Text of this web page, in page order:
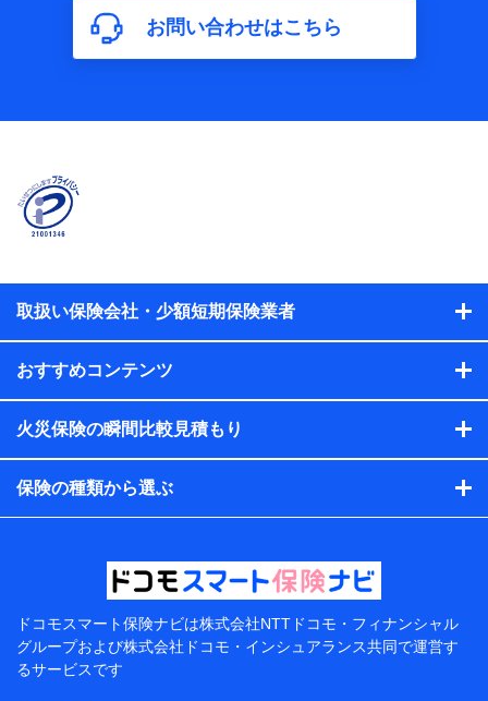
年数などの情報、ペットの種類や年齢などの情報などが含ま
れます。
【共同して利用する者の範囲】
株式会社NTTドコモ
当社又は株式会社NTTドコモが提供する保険関連サービスに
おけるユーザ登録受付および管理のため
当社又は株式会社NTTドコモと取引のあるもしくは委託を受
れらに付帯、関連する当社、株式会社NTTドコモおよび提携
会社のサービスを案内、提供するため
析して、お客さまの趣味・嗜好・傾向に応じたサービス・商
各種セミナーの開催のため
コンサルティングサービスの実施のため
アンケートやキャンペーン等の実施のため
上記に係る案内・手続き・管理等付帯業務を行うため
当該個人データを取り扱う各共同利用者（詳細は次のと
東京都千代田区永田町2丁目11番1号 山王パークタワー
株式会社NTTドコモ 代表取締役社長 前田 義晃
お問い合わせはこちら
取扱い保険会社・少額短期保険業者
おすすめコンテンツ
火災保険の瞬間比較見積もり
保険の種類から選ぶ
ドコモスマート保険ナビは株式会社NTTドコモ・フィナンシャル
グループおよび株式会社ドコモ・インシュアランス共同で運営す
るサービスです